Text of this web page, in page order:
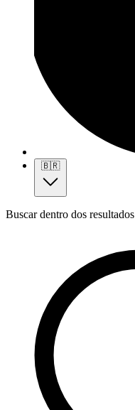
🇧🇷
Buscar dentro dos resultados